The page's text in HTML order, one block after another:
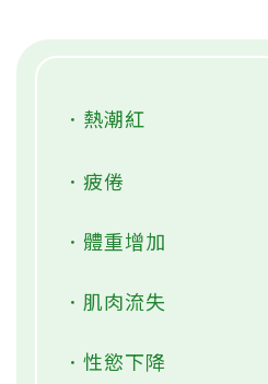
．熱潮紅
．疲倦
．體重增加
．肌肉流失
．性慾下降